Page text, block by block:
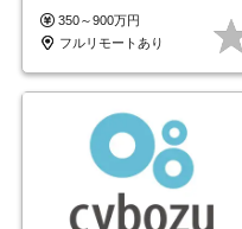
OK
350～900万円
フルリモートあり